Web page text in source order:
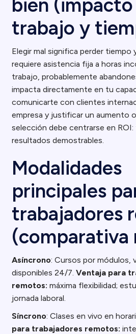
bien
trabajo y
Elegir mal significa perder tiempo
requiere asistencia fija a horas
trabajo, probablemente
impacta directamente en tu
comunicarte con clientes
empresa y justificar un aumento
selección debe centrarse en
resultados demostrables.
Modalidades
principales
trabajadores
(comparativa
Asíncrono: Cursos por módulos,
disponibles 24/7.Ventaja para
remotos: máxima flexibilidad;
jornada laboral.
Síncrono: Clases en vivo en
para trabajadores remotos: